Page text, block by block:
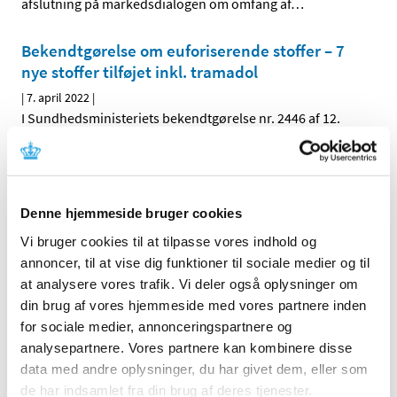
Denne hjemmeside bruger cookies
Vi bruger cookies til at tilpasse vores indhold og
annoncer, til at vise dig funktioner til sociale medier og til
at analysere vores trafik. Vi deler også oplysninger om
din brug af vores hjemmeside med vores partnere inden
for sociale medier, annonceringspartnere og
analysepartnere. Vores partnere kan kombinere disse
data med andre oplysninger, du har givet dem, eller som
de har indsamlet fra din brug af deres tjenester.
afslutning på markedsdialogen om omfang af…
Bekendtgørelse om euforiserende stoffer – 7
nye stoffer tilføjet inkl. tramadol
|7. april 2022 |
I Sundhedsministeriets bekendtgørelse nr. 2446 af 12.
december 2021 om euforiserende stoffer er der fra den …
forhold til krigen i Ukraine
Den aktuelle krig i Ukraine kan have betydning for en
række kliniske lægemiddelforsøg. Både når det gælder…
Lægemiddelstyrelsen præsenterer ny strategi
|5. april 2022|
Lægemiddelstyrelsens direktør Lars Bo Nielsen har netop
præsenteret styrelsens nye strategi 2022-26. Strategien